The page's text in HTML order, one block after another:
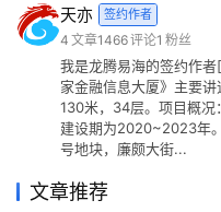
天亦 签约作者
4 文章1466评论1 粉丝
我是龙腾易海的签约作
家金融信息大厦》主要
130米，34层。项目概况
建设期为2020~2023年
号地块，廉颇大街...
文章推荐